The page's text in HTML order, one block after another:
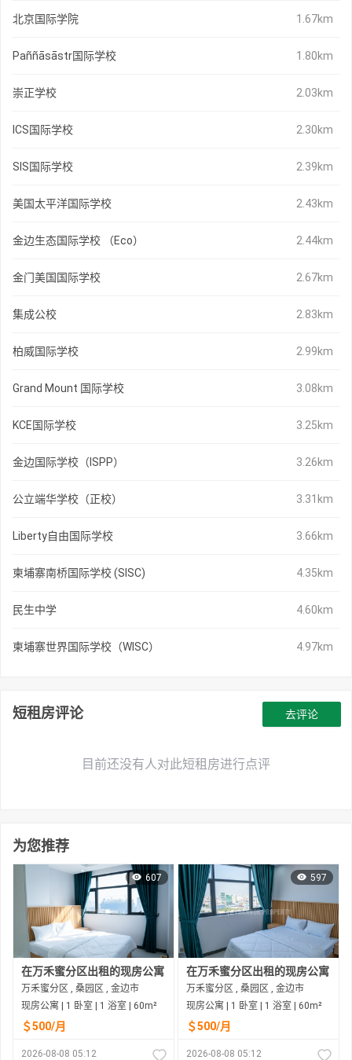
北京国际学院 1.67km
Paññāsāstr国际学校 1.80km
崇正学校 2.03km
ICS国际学校 2.30km
SIS国际学校 2.39km
美国太平洋国际学校 2.43km
金边生态国际学校 （Eco） 2.44km
金门美国国际学校 2.67km
集成公校 2.83km
柏威国际学校 2.99km
Grand Mount 国际学校 3.08km
KCE国际学校 3.25km
金边国际学校（ISPP） 3.26km
公立端华学校（正校） 3.31km
Liberty自由国际学校 3.66km
柬埔寨南桥国际学校 (SISC) 4.35km
民生中学 4.60km
柬埔寨世界国际学校（WISC） 4.97km
短租房评论
目前还没有人对此短租房进行点评
去评论
为您推荐
607
在万禾蜜分区出租的现房公寓
万禾蜜分区 , 桑园区 , 金边市
现房公寓 | 1 卧室 | 1 浴室 | 60m²
＄500/月
2026-08-08 05:12
597
在万禾蜜分区出租的现房公寓
万禾蜜分区 , 桑园区 , 金边市
现房公寓 | 1 卧室 | 1 浴室 | 60m²
＄500/月
2026-08-08 05:12